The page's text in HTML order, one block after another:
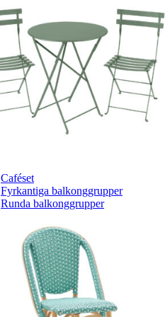
Caféset
Fyrkantiga balkonggrupper
Runda balkonggrupper